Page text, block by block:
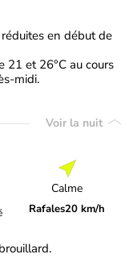
en début de
21 et 26°C au cours
midi.
Voir la nuit
Calme
Rafales20 km/h